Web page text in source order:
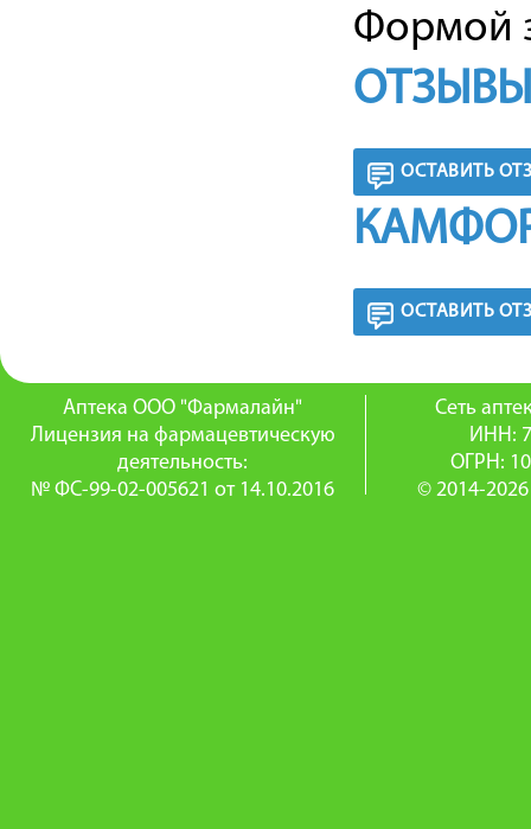
Формой
ОСТАВИТЬ
ОСТАВИТЬ
Аптека ООО "Фармалайн"
Лицензия на фармацевтическую
деятельность:
№ ФС-99-02-005621 от 14.10.2016
Сеть
ИНН:
ОГРН:
© 2014-